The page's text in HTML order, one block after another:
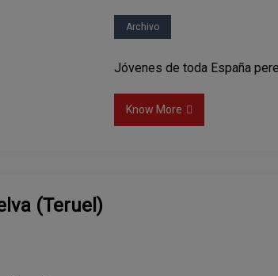
Archivo
Jóvenes de toda España
Know More
(Teruel)